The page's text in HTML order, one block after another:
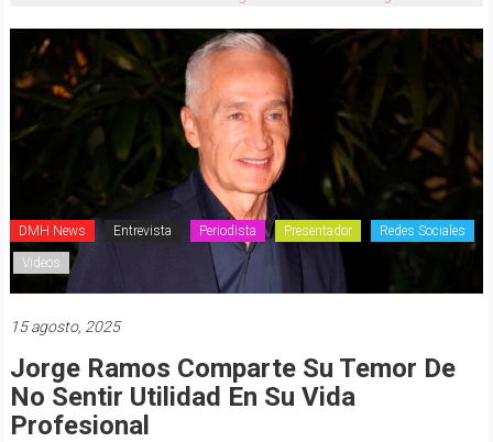
DMH News Entrevista Periodista Presentador Redes Sociales
Videos
15 agosto, 2025
Jorge Ramos Comparte Su Temor De
No Sentir Utilidad En Su Vida
Profesional